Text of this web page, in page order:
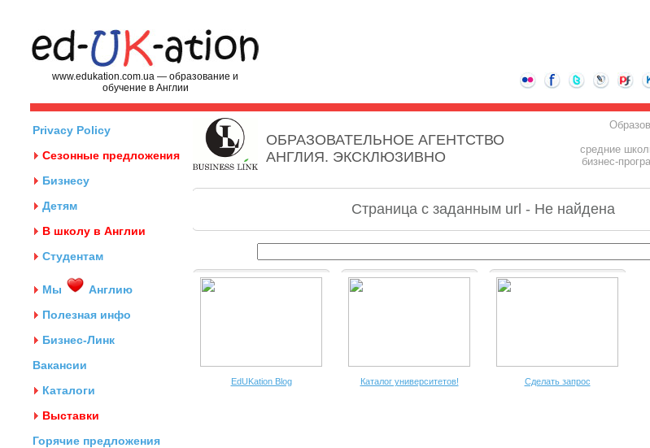
www.edukation.com.ua — образование и
обучение в Англии
Privacy Policy
Сезонные предложения
Бизнесу
Детям
В школу в Англии
Студентам
Мы
Англию
Полезная инфо
Бизнес-Линк
Вакансии
Каталоги
Выставки
Горячие предложения
ОБРАЗОВАТЕЛЬНОЕ АГЕНТСТВО
АНГЛИЯ. ЭКСКЛЮЗИВНО
средние
бизнес-
Страница с заданным url - Не найдена
EdUKation Blog Каталог университетов! Сделать запрос